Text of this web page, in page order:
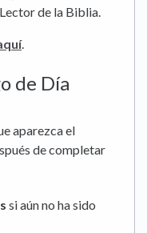
de la Biblia.
.
de Día
aparezca el
de completar
si aún no ha sido